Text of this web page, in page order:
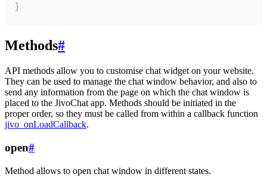
}
Methods#
API methods allow you to customise chat widget on your website.
They can be used to manage the chat window behavior, and also to
send any information from the page on which the chat window is
placed to the JivoChat app. Methods should be initiated in the
proper order, so they must be called from within a callback function
jivo_onLoadCallback.
open#
Method allows to open chat window in different states.